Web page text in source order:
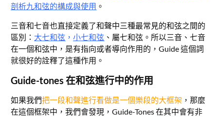
剖析九和弦的構成與使用 。
三音和七音也直接定義了和聲中三種最常見的和弦之間的
區別： 大七和弦 ，小七和弦 、屬七和弦。所以三音、七音
在一個和弦中，是有指向或者導向作用的，Guide 這個詞
就很好的詮釋了這種作用。
Guide-tones 在和弦進行中的作用
如果我們把一段和聲進行看做是一個樂段的大框架 ，那麼
在這個框架中，我們會發現，Guide-Tones 在其中會有非